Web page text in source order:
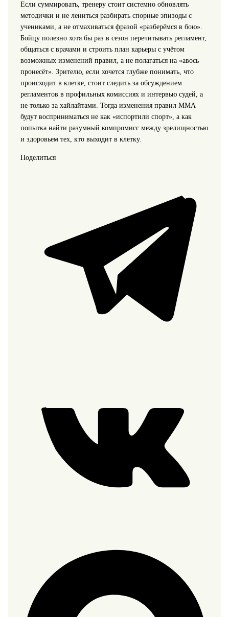
Если суммировать, тренеру стоит системно обновлять
методички и не лениться разбирать спорные эпизоды с
учениками, а не отмахиваться фразой «разберёмся в бою».
Бойцу полезно хотя бы раз в сезон перечитывать регламент,
общаться с врачами и строить план карьеры с учётом
возможных изменений правил, а не полагаться на «авось
пронесёт». Зрителю, если хочется глубже понимать, что
происходит в клетке, стоит следить за обсуждением
регламентов в профильных комиссиях и интервью судей, а
не только за хайлайтами. Тогда изменения правил ММА
будут восприниматься не как «испортили спорт», а как
попытка найти разумный компромисс между зрелищностью
и здоровьем тех, кто выходит в клетку.
Поделиться